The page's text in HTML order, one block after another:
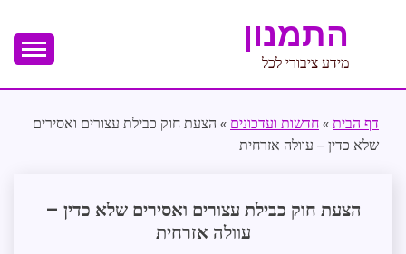
התמנון
מידע ציבורי לכל
דף הבית » חדשות ועדכונים » הצעת חוק כבילת עצורים ואסירים
שלא כדין – עוולה אזרחית
אכיפה
וביטחון
אישי
הצעת חוק כבילת עצורים ואסירים שלא כדין –
עוולה אזרחית